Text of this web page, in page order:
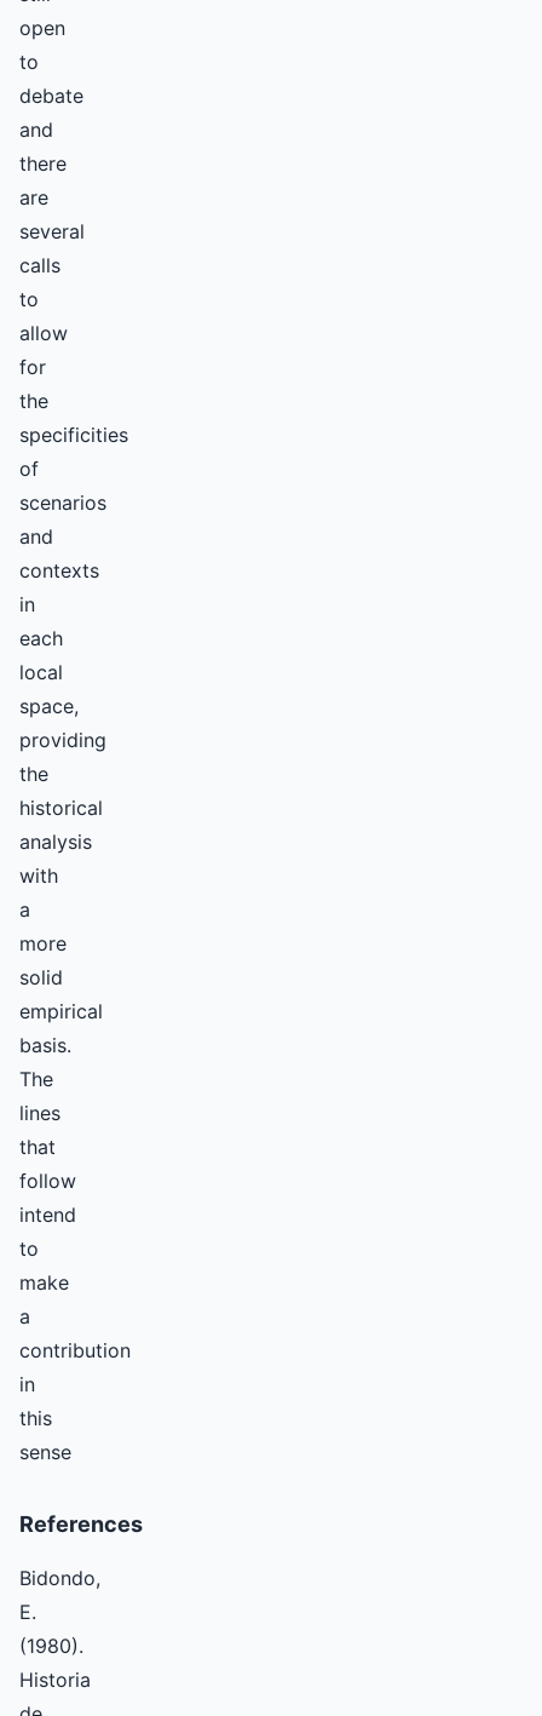
open
to
debate
and
there
are
several
calls
to
allow
for
the
specificities
of
scenarios
and
contexts
in
each
local
space,
providing
the
historical
analysis
with
a
more
solid
empirical
basis.
The
lines
that
follow
intend
to
make
a
contribution
in
this
sense
References
Bidondo,
E.
(1980).
Historia